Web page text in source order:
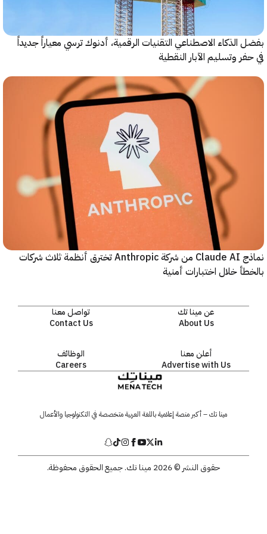
الاصطناعي التقنيات الرقمية، أدنوك ترسي معياراً جديداً
وتسليم الآبار النقطية
نماذج Claude AI من شركة Anthropic تخترق أنظمة ثلاث شركات
خلال اختبارات أمنية
عن مينا تك
About Us
تواصل معنا
Contact Us
أعلن معنا
Advertise with Us
الوظائف
Careers
مينا تك – أكبر منصة إعلامية باللغة العربية متخصصة في التكنولوجيا والأعمال
حقوق النشر © 2026 مينا تك. جميع الحقوق محفوظة.